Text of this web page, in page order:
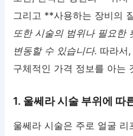
그리고 **사용하는 장비의
또한 시술의 범위나 필요한
변동할 수 있습니다. 따라서
구체적인 가격 정보를 아는
1. 울쎄라 시술 부위에 따
울쎄라 시술은 주로 얼굴